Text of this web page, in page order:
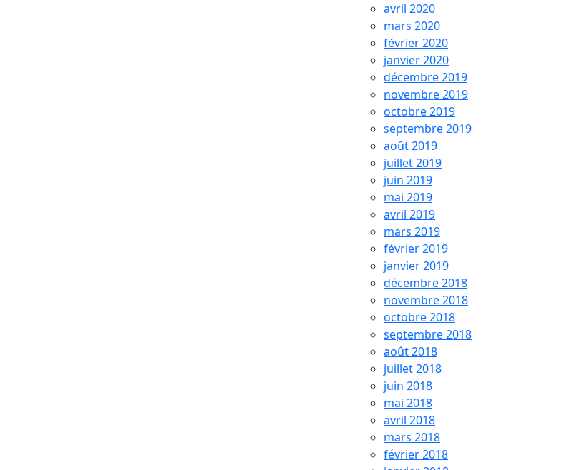
avril 2020
mars 2020
février 2020
janvier 2020
décembre 2019
novembre 2019
octobre 2019
septembre 2019
août 2019
juillet 2019
juin 2019
mai 2019
avril 2019
mars 2019
février 2019
janvier 2019
décembre 2018
novembre 2018
octobre 2018
septembre 2018
août 2018
juillet 2018
juin 2018
mai 2018
avril 2018
mars 2018
février 2018